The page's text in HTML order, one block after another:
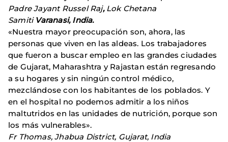
Padre Jayant Russel Raj, Lok Chetana
SamitiVaranasi, India.
«Nuestra mayor preocupación son, ahora, las
personas que viven en las aldeas. Los trabajadores
que fueron a buscar empleo en las grandes ciudades
de Gujarat, Maharashtra y Rajastan están regresando
a su hogares y sin ningún control médico,
mezclándose con los habitantes de los poblados. Y
en el hospital no podemos admitir a los niños
maltutridos en las unidades de nutrición, porque son
los más vulnerables».
Fr Thomas, Jhabua District, Gujarat, India